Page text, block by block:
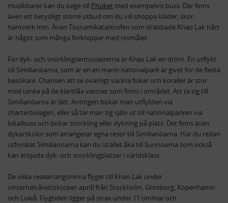
musikbarer kan du bege till Phuket med exempelvis buss. Där finns
även ett betydligt större utbud om du vill shoppa kläder, skor,
hantverk mm. Även Tsunamikatastrofen som drabbade Khao Lak hårt
är något som många förknippar med resmålet.
För dyk- och snorklingsentusiasterna är Khao Lak en dröm. En utflykt
till Similianöarna, som är en en marin nationalpark är givet för de flesta
besökare. Chansen att se ovanligt vackra fiskar och koraller är stor
med tanke på de klarblåa vattnet som finns i området. Att ta sig till
Similianöarna är lätt. Antingen bokar man utflykten via
charterbolagen, eller så tar man sig själv ut till nationalparken via
lokalbuss och bokar snorkling eller dykning på plats. Det finns även
dykarskolor som arrangerar egna resor till Similianöarna. Har du redan
utforskat Similianöarna kan du istället åka till Surinöarna som också
kan erbjuda dyk- och snorklingplatser i världsklass.
De olika researrangörerna flyger till Khao Lak under
vinterhalvåret(oktober-april) från Stockholm, Göteborg, Köpenhamn
och Luleå. Flygtiden ligger på strax under 11 timmar och